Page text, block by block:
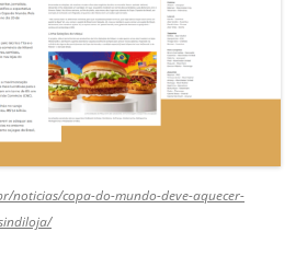
noticias/copa-do-mundo-deve-aquecer-